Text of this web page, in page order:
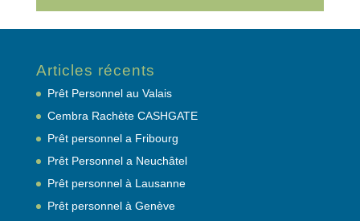
Articles récents
Prêt Personnel au Valais
Cembra Rachète CASHGATE
Prêt personnel a Fribourg
Prêt Personnel a Neuchâtel
Prêt personnel à Lausanne
Prêt personnel à Genève